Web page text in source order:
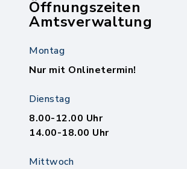
Öffnungszeiten
Amtsverwaltung
Montag
Nur mit Onlinetermin!
Dienstag
8.00-12.00 Uhr
14.00-18.00 Uhr
Mittwoch